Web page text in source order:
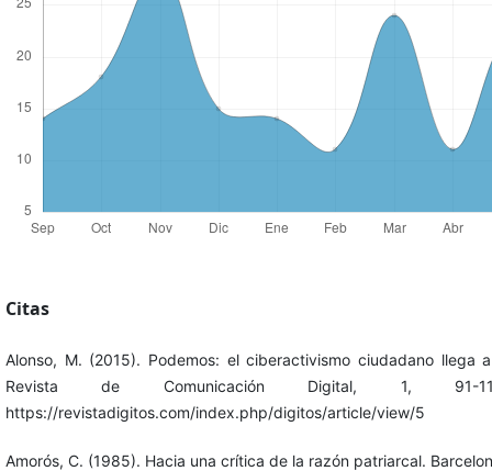
Citas
Alonso, M. (2015). Podemos: el ciberactivismo ciudadano llega
Revista de Comunicación Digital, 1, 91-
https://revistadigitos.com/index.php/digitos/article/view/5
Amorós, C. (1985). Hacia una crítica de la razón patriarcal.